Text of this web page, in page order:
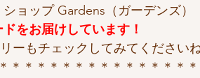
ョップ Gardens（ガーデンズ）
をお届けしています！
ーもチェックしてみてください
＊＊＊＊＊＊＊＊＊＊＊＊＊＊